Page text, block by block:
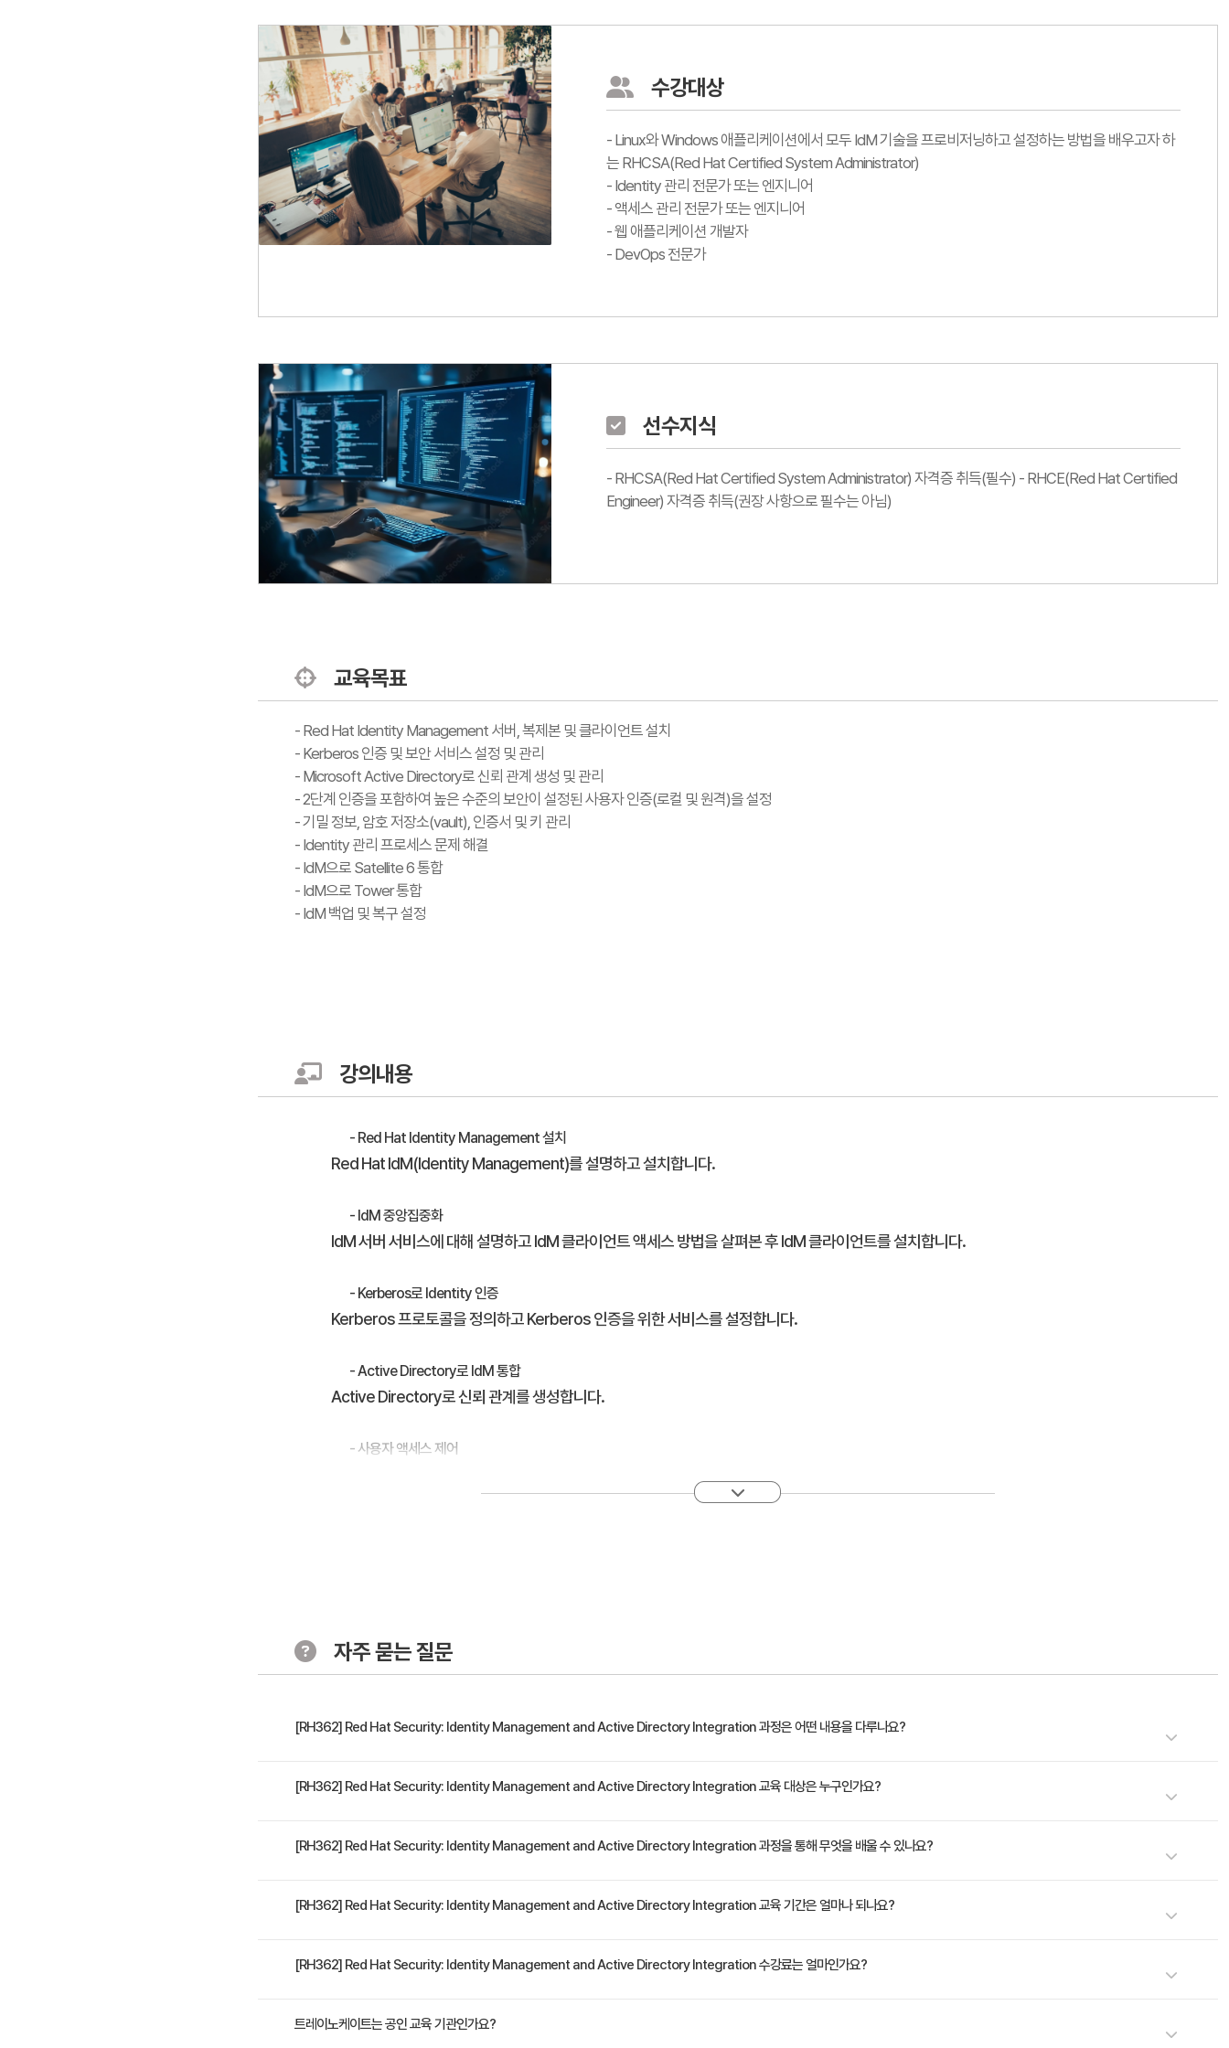
수강대상
- Linux와 Windows 애플리케이션에서 모두 IdM 기술을 프로비저닝하고 설정하는 방법을 배우고자 하
는 RHCSA(Red Hat Certified System Administrator)
- Identity 관리 전문가 또는 엔지니어
- 액세스 관리 전문가 또는 엔지니어
- 웹 애플리케이션 개발자
- DevOps 전문가
선수지식
- RHCSA(Red Hat Certified System Administrator) 자격증 취득(필수) - RHCE(Red Hat Certified
Engineer) 자격증 취득(권장 사항으로 필수는 아님)
교육목표
- Red Hat Identity Management 서버, 복제본 및 클라이언트 설치
- Kerberos 인증 및 보안 서비스 설정 및 관리
- Microsoft Active Directory로 신뢰 관계 생성 및 관리
- 2단계 인증을 포함하여 높은 수준의 보안이 설정된 사용자 인증(로컬 및 원격)을 설정
- 기밀 정보, 암호 저장소(vault), 인증서 및 키 관리
- Identity 관리 프로세스 문제 해결
- IdM으로 Satellite 6 통합
- IdM으로 Tower 통합
- IdM 백업 및 복구 설정
강의내용
- Red Hat Identity Management 설치
Red Hat IdM(Identity Management)를 설명하고 설치합니다.
- IdM 중앙집중화
IdM 서버 서비스에 대해 설명하고 IdM 클라이언트 액세스 방법을 살펴본 후 IdM 클라이언트를 설치합니다.
- Kerberos로 Identity 인증
Kerberos 프로토콜을 정의하고 Kerberos 인증을 위한 서비스를 설정합니다.
- Active Directory로 IdM 통합
Active Directory로 신뢰 관계를 생성합니다.
- 사용자 액세스 제어
탄력적이고 확장 가능한 IdM 토폴로지를 구축합니다.
자주 묻는 질문
[RH362] Red Hat Security: Identity Management and Active Directory Integration 과정은 어떤 내용을 다루나요?
* Red Hat IdM(Identity Management) 설정 및 관리 Red Hat Security: Identity Management and Active Directory Integration(RH362)은 Red Hat® Enterprise Linux와 함께 번들로 제
제품 페더레이션, Ansible로 설정 관리, 통합 인증서 관리, SSO(single sign-on), 일회용 비밀번호 및 사이버 보안 정책 준수 등을 포함하여, 가장 요청이 많은 Red Hat IdM(Identity Management)
[RH362] Red Hat Security: Identity Management and Active Directory Integration 교육 대상은 누구인가요?
- Linux와 Windows 애플리케이션에서 모두 IdM 기술을 프로비저닝하고 설정하는 방법을 배우고자 하는 RHCSA(Red Hat Certified System Administrator) - Identity 관리 전문가 또는 엔지니어
[RH362] Red Hat Security: Identity Management and Active Directory Integration 과정을 통해 무엇을 배울 수 있나요?
- Red Hat Identity Management 서버, 복제본 및 클라이언트 설치 - Kerberos 인증 및 보안 서비스 설정 및 관리 - Microsoft Active Directory로 신뢰 관계 생성 및 관리 - 2단계 인증을 포함하여
[RH362] Red Hat Security: Identity Management and Active Directory Integration 교육 기간은 얼마나 되나요?
4일 과정입니다. 상세 일정은 교육 페이지에서 확인하실 수 있습니다.
[RH362] Red Hat Security: Identity Management and Active Directory Integration 수강료는 얼마인가요?
수강료는 2,000,000원(VAT 별도)입니다. 고용보험 환급 및 기업 할인 혜택이 적용될 수 있으니 자세한 내용은 트레이노케이트로 문의해 주세요.
트레이노케이트는 공인 교육 기관인가요?